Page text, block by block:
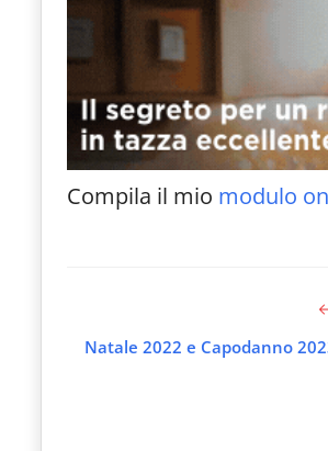
Compila il mio modulo
Natale 2022 e Capodanno